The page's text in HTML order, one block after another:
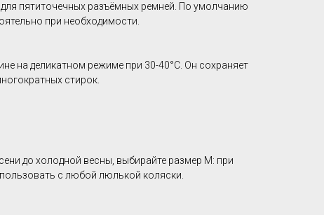
пятиточечных разъёмных ремней. По умолчанию
при необходимости.
на деликатном режиме при 30-40°C. Он сохраняет
стирок.
до холодной весны, выбирайте размер M: при
с любой люлькой коляски.